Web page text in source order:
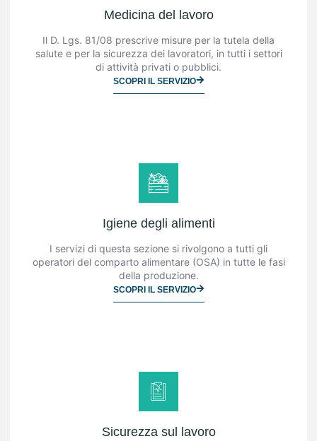
Medicina del lavoro
Il D. Lgs. 81/08 prescrive misure per la tutela della
salute e per la sicurezza dei lavoratori, in tutti i settori
di attività privati o pubblici.
SCOPRI IL SERVIZIO
Igiene degli alimenti
I servizi di questa sezione si rivolgono a tutti gli
operatori del comparto alimentare (OSA) in tutte le fasi
della produzione.
SCOPRI IL SERVIZIO
Sicurezza sul lavoro